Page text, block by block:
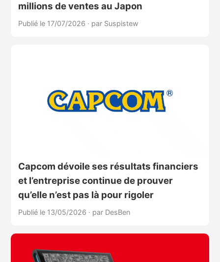
millions de ventes au Japon
Publié le 17/07/2026 · par Suspistew
Capcom dévoile ses résultats financiers
et l’entreprise continue de prouver
qu’elle n’est pas là pour rigoler
Publié le 13/05/2026 · par DesBen